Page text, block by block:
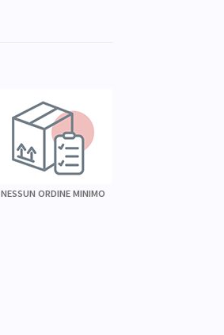
NESSUN ORDINE MINIMO